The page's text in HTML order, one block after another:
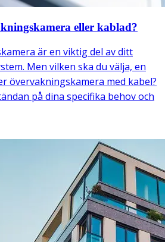
eller kablad?
är en viktig del av ditt
Men vilken ska du välja, en
övervakningskamera med kabel?
på dina specifika behov och